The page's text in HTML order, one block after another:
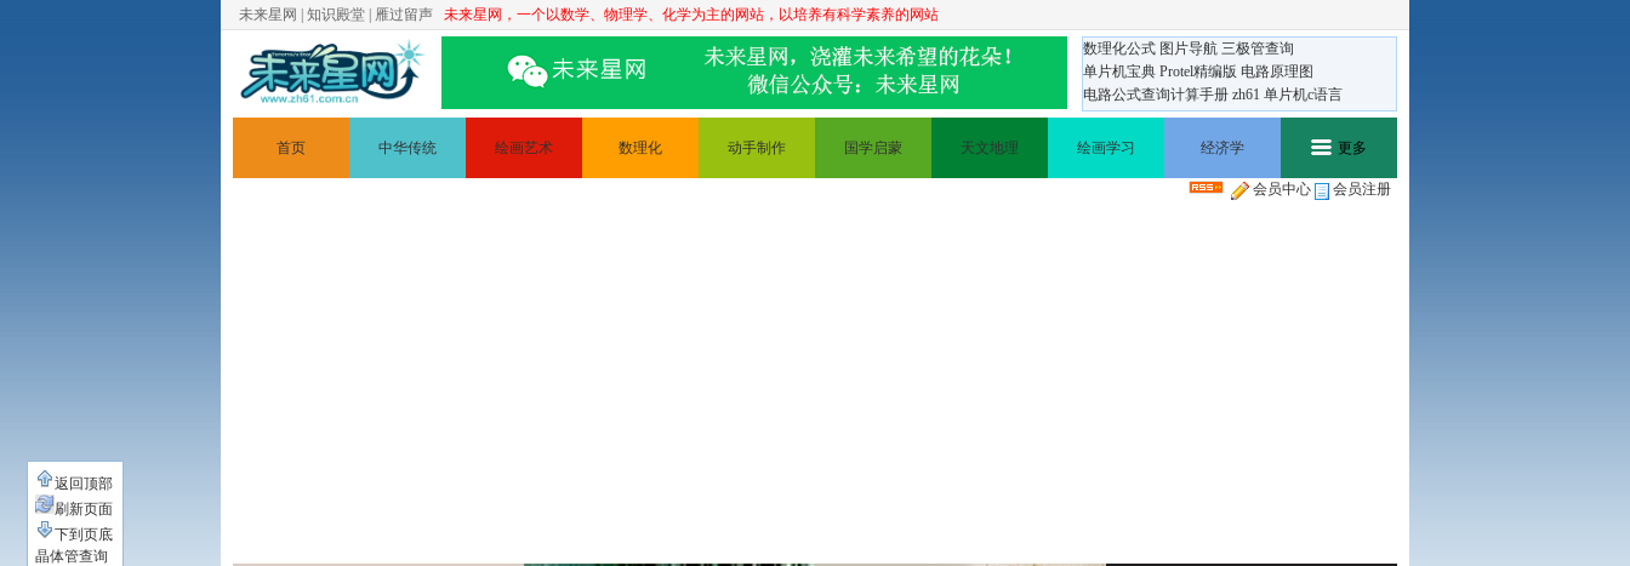
未来星网 知识殿堂 雁过留声
未来星网，一个以数学、物理学、化学为主的网站，以培养有科学素养的网站
数理化公式 图片导航 三极管查询
单片机宝典 Protel精编版 电路原理图
电路公式查询计算手册 zh61 单片机c语言
首页 中华传统 绘画艺术 数理化 动手制作 国学启蒙 天文地理 绘画学习 经济学 更多
版权合作
会员中心 会员注册
返回顶部
刷新页面
下到页底
晶体管查询